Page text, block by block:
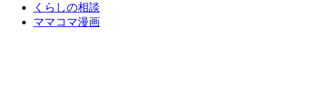
くらしの相談
ママコマ漫画